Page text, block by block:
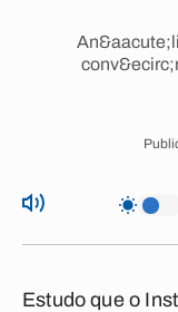
Estudo que o